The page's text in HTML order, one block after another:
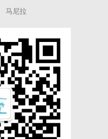
马尼拉